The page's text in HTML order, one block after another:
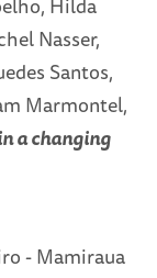
Nasser,
Santos,
Marmontel,
a changing
- Mamiraua